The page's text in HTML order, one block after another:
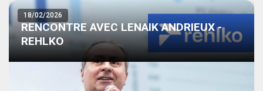
18/02/2026
RENCONTRE AVEC LENAIK ANDRIEUX -
REHLKO